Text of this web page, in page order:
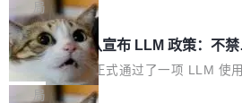
问，围绕开源鸿蒙技术能力、设备适配、
配、功耗与稳定性调优、兼容性测评及统
等内容展开系统讲解和实战交流，帮助企
步了解开源鸿蒙在智能...
起事故，其中四起与 AI/Copilot 服务相
Hub 员工 kdaigle 在 HN 讨论中贴出了一
据：2025 年全年 10 亿次 commit。现在
2.75 亿次，全年预计 140 亿次。
的编程 Agent Harness，核心设计围绕
象：Recursive Language Model（RLM
ontinual Harness。在 ARC-AGI 3 基准
上，Prime Agent + Opus 5 的组合达到
5% RHAE Best@1，超过了 ARC 报告
局
Rust 项目团队宣布 LLM 政策：不禁
止，但你要承认哪些代码不是你写的
Rust 语言项目正式通过了一项 LLM 使用
覆盖 rust-lang/rust 单一仓库的代码贡献
局